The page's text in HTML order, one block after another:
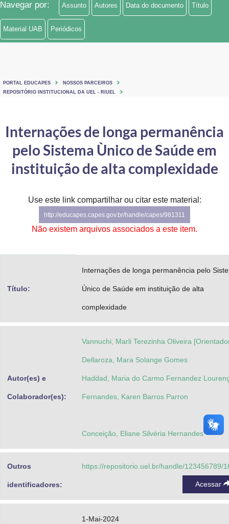
Ministério de Minas e Energia
Ministério da Ciência, Tecnologia, Inovações e Comunicações
Ministério do Turismo
Controladoria-Geral da União
Ministério da Mulher, da Família e dos Direitos Humanos
Secretaria-Geral
Gabinete de Segurança Institucional
Navegar por: Assunto Autores Data do documento Título
Material UAB Periódicos
PORTAL EDUCAPES
NOSSOS PARCEIROS
REPOSITÓRIO INSTITUCIONAL DA UEL - RIUEL
Internações de longa permanência
pelo Sistema Ùnico de Saúde em
instituição de alta complexidade
Use este link compartilhar ou citar este material:
http://educapes.capes.gov.br/handle/capes/981311
Não existem arquivos associados a este item.
Título:
Internações de longa permanência pelo
Ùnico de Saúde em instituição de alta
complexidade
Autor(es) e
Colaborador(es):
Vannuchi, Marli Terezinha Oliveira
Dellaroza, Mara Solange Gomes
Haddad, Maria do Carmo Fernandez
Fernandes, Karen Barros Parron
Conceição, Eliane Silvéria Hernandes
Outros
identificadores:
https://repositorio.uel.br/handle/123456789/
Acessar
1-Mai-2024